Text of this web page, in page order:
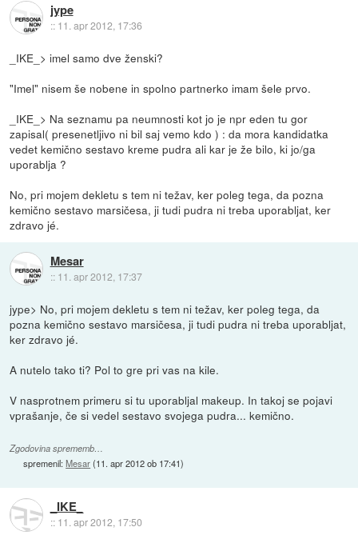
jype
:: 11. apr 2012, 17:36
_IKE_> imel samo dve ženski?
"Imel" nisem še nobene in spolno partnerko imam šele prvo.
_IKE_> Na seznamu pa neumnosti kot jo je npr eden tu gor
zapisal( presenetljivo ni bil saj vemo kdo ) : da mora kandidatka
vedet kemično sestavo kreme pudra ali kar je že bilo, ki jo/ga
uporablja ?
No, pri mojem dekletu s tem ni težav, ker poleg tega, da pozna
kemično sestavo marsičesa, ji tudi pudra ni treba uporabljat, ker
zdravo jé.
Mesar
:: 11. apr 2012, 17:37
jype> No, pri mojem dekletu s tem ni težav, ker poleg tega, da
pozna kemično sestavo marsičesa, ji tudi pudra ni treba uporabljat,
ker zdravo jé.
A nutelo tako ti? Pol to gre pri vas na kile.
V nasprotnem primeru si tu uporabljal makeup. In takoj se pojavi
vprašanje, če si vedel sestavo svojega pudra... kemično.
Zgodovina sprememb…
spremenil:Mesar(11. apr 2012 ob 17:41)
_IKE_
:: 11. apr 2012, 17:50